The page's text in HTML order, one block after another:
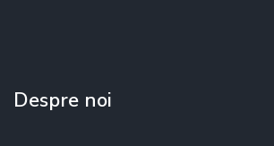
Despre noi